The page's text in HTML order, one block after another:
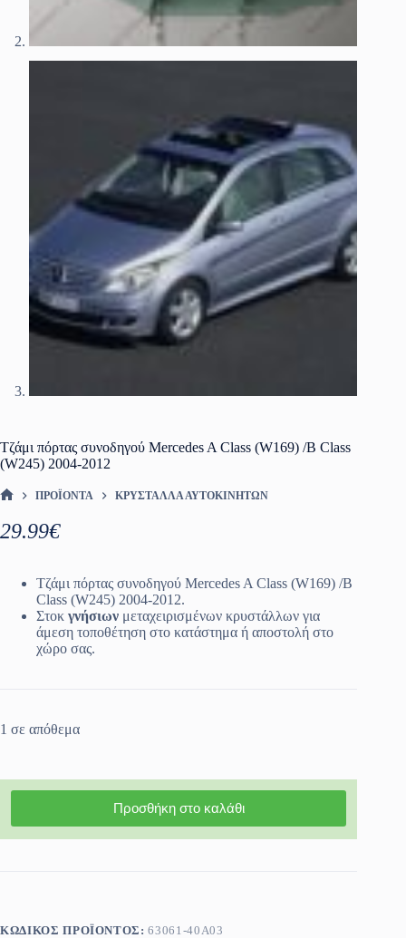
Τζάμι πόρτας συνοδηγού Mercedes A Class (W169) /B Class
(W245) 2004-2012
ΠΡΟΪΌΝΤΑ ΚΡΎΣΤΑΛΛΑ ΑΥΤΟΚΙΝΉΤΩΝ
29.99€
Τζάμι πόρτας συνοδηγού Mercedes A Class (W169) /B
Class (W245) 2004-2012.
Στοκ γνήσιων μεταχειρισμένων κρυστάλλων για
άμεση τοποθέτηση στο κατάστημα ή αποστολή στο
χώρο σας.
1 σε απόθεμα
Προσθήκη στο καλάθι
ΚΩΔΙΚΌΣ ΠΡΟΪΌΝΤΟΣ:63061-40A03